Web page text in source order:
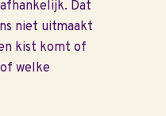
Dat
niet uitmaakt
kist komt of
welke